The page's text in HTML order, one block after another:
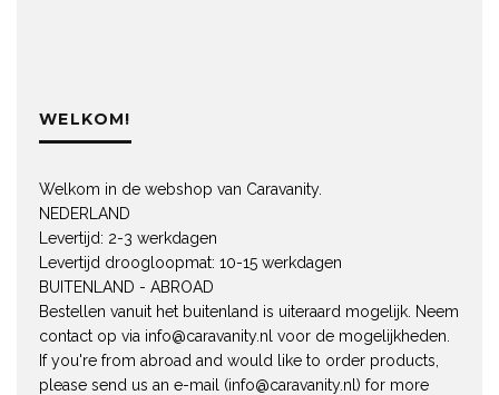
WELKOM!
Welkom in de webshop van Caravanity.
NEDERLAND
Levertijd: 2-3 werkdagen
Levertijd droogloopmat: 10-15 werkdagen
BUITENLAND - ABROAD
Bestellen vanuit het buitenland is uiteraard mogelijk. Neem
contact op via info@caravanity.nl voor de mogelijkheden.
If you're from abroad and would like to order products,
please send us an e-mail (info@caravanity.nl ) for more